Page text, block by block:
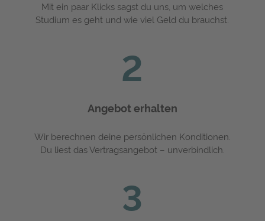
Mit ein paar Klicks sagst du uns, um welches
Studium es geht und wie viel Geld du brauchst.
2
Angebot erhalten
Wir berechnen deine persönlichen Konditionen.
Du liest das Vertragsangebot – unverbindlich.
3